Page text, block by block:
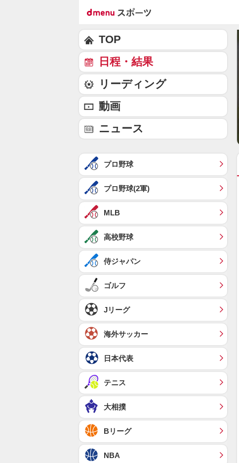
TOP
日程・結果
リーディング
動画
ニュース
プロ野球
プロ野球(2軍)
MLB
高校野球
侍ジャパン
ゴルフ
Jリーグ
海外サッカー
日本代表
テニス
大相撲
Bリーグ
NBA